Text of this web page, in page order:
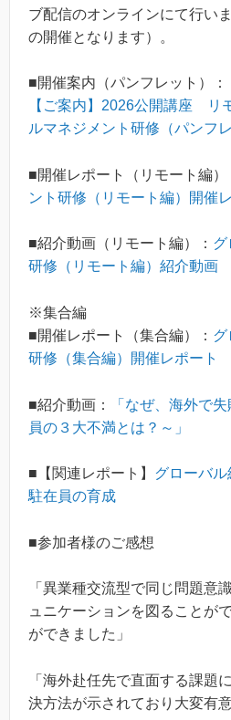
ブ配信のオンラインにて行い
の開催となります）。
■開催案内（パンフレット）：
【ご案内】2026公開講座
ルマネジメント研修（パンフレ
■開催レポート（リモート編）
ント研修（リモート編）開催
■紹介動画（リモート編）： グ
研修（リモート編）紹介動画
※集合編
■開催レポート（集合編）： グ
研修（集合編）開催レポート
■紹介動画：
「なぜ、海外で
員の３大不満とは？～」
■【関連レポート】 グローバル
駐在員の育成
■参加者様のご感想
「異業種交流型で同じ問題意
ュニケーションを図ることが
ができました」
「海外赴任先で直面する課題
決方法が示されており大変有